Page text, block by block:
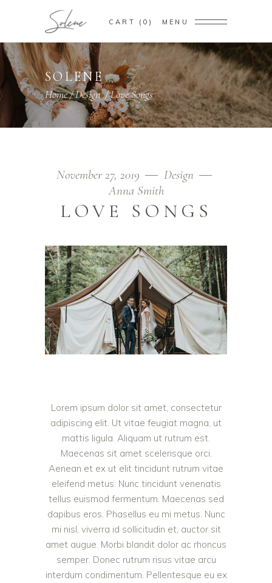
CART 0 MENU
SOLENE
Home/Design/Love Songs
November 27, 2019
Design
Anna Smith
LOVE SONGS
Lorem ipsum dolor sit amet, consectetur
adipiscing elit. Ut vitae feugiat magna, ut
mattis ligula. Aliquam ut rutrum est.
Maecenas sit amet scelerisque orci.
Aenean et ex ut elit tincidunt rutrum vitae
eleifend metus. Nunc tincidunt venenatis
tellus euismod fermentum. Maecenas sed
dapibus eros. Phasellus eu mi metus. Nunc
mi nisl, viverra id sollicitudin et, auctor sit
amet augue. Morbi blandit dolor ac rhoncus
semper. Donec rutrum risus vitae arcu
interdum condimentum. Pellentesque eu ex